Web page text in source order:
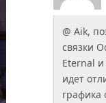
@ Aik,
связки
Eternal
идет
графика